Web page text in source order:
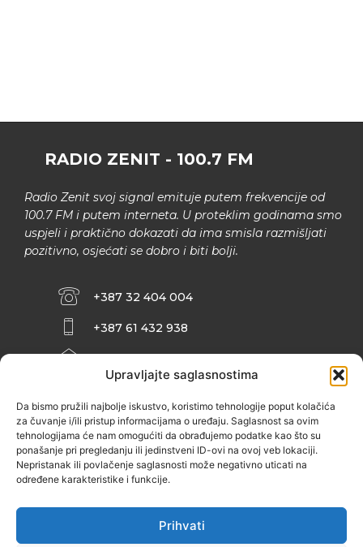
Upravljajte saglasnostima
Da bismo pružili najbolje iskustvo, koristimo tehnologije poput kolačića
za čuvanje i/ili pristup informacijama o uređaju. Saglasnost sa ovim
tehnologijama će nam omogućiti da obrađujemo podatke kao što su
ponašanje pri pregledanju ili jedinstveni ID-ovi na ovoj veb lokaciji.
Nepristanak ili povlačenje saglasnosti može negativno uticati na
određene karakteristike i funkcije.
Prihvati
RADIO ZENIT - 100.7 FM
Radio Zenit svoj signal emituje putem frekvencije od
100.7 FM i putem interneta. U proteklim godinama smo
uspjeli i praktično dokazati da ima smisla razmišljati
pozitivno, osjećati se dobro i biti bolji.
+387 32 404 004
+387 61 432 938
ZENIČANKA, 3. SPRAT), 72000 ZENICA